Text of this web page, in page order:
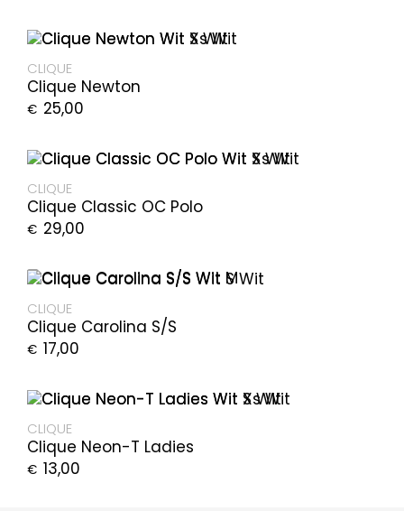
CLIQUE
Clique Newton
€ 25,00
CLIQUE
Clique Classic OC Polo
€ 29,00
CLIQUE
Clique Carolina S/S
€ 17,00
CLIQUE
Clique Neon-T Ladies
€ 13,00